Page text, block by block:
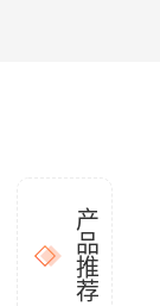
产
品
推
荐